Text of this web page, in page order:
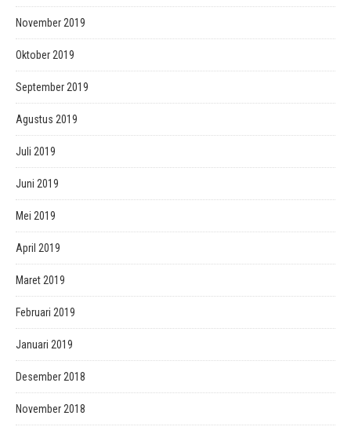
November 2019
Oktober 2019
September 2019
Agustus 2019
Juli 2019
Juni 2019
Mei 2019
April 2019
Maret 2019
Februari 2019
Januari 2019
Desember 2018
November 2018